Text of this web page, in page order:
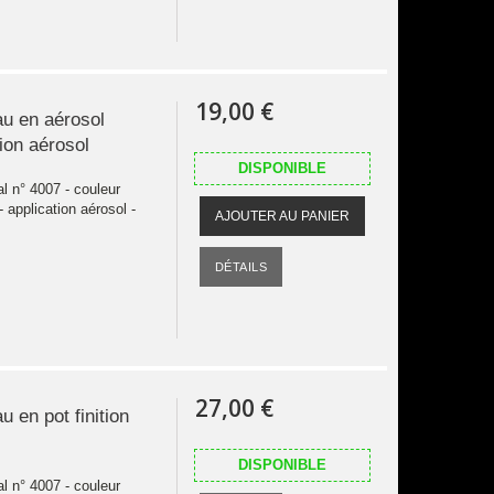
en aérosol
aérosol
n° 4007 - couleur
application aérosol -
19,00 €
DISPONIBLE
AJOUTER AU PANIER
DÉTAILS
en pot finition
n° 4007 - couleur
27,00 €
DISPONIBLE